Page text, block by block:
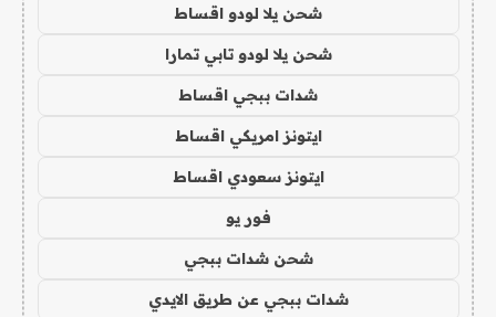
شحن يلا لودو اقساط
شحن يلا لودو تابي تمارا
شدات ببجي اقساط
ايتونز امريكي اقساط
ايتونز سعودي اقساط
فور يو
شحن شدات ببجي
شدات ببجي عن طريق الايدي